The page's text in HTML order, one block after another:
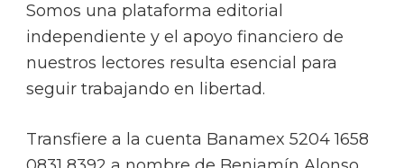
Somos una plataforma editorial
independiente y el apoyo financiero de
nuestros lectores resulta esencial para
seguir trabajando en libertad.
Transfiere a la cuenta Banamex 5204 1658